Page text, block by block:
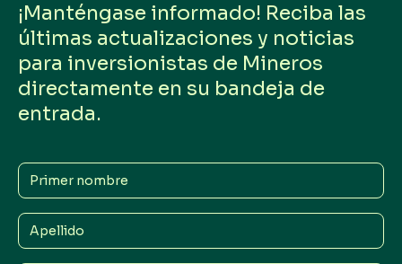
¡Manténgase informado! Reciba las
últimas actualizaciones y noticias
para inversionistas de Mineros
directamente en su bandeja de
entrada.
Primer
nombre
Apellido